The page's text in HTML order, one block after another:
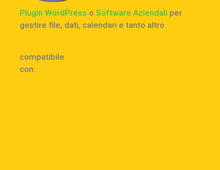
Plugin WordPress o Software Aziendali per
gestire file, dati, calendari e tanto altro
compatibile
con: